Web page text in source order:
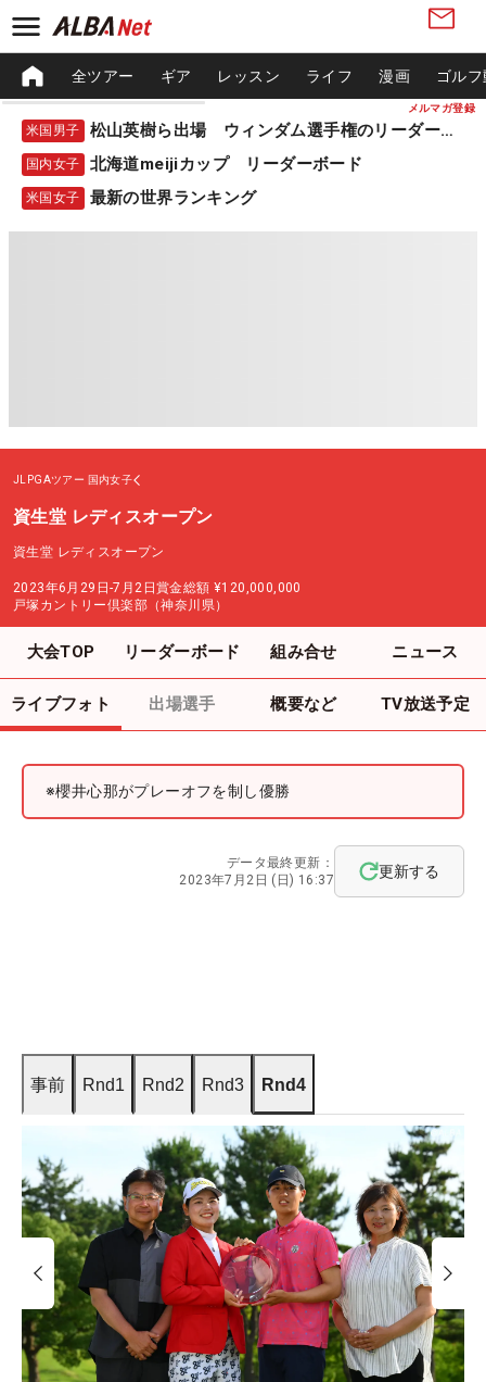
メルマガ登録
全ツアー ギア レッスン ライフ 漫画 ゴル
米国男子 松山英樹ら出場 ウィンダム選手権のリーダーボード
国内女子 北海道meijiカップ リーダーボード
米国女子 最新の世界ランキング
JLPGAツアー 国内女子
資生堂 レディスオープン
資生堂 レディスオープン
2023年6月29日-7月2日賞金総額 ¥120,000,000
戸塚カントリー倶楽部（神奈川県）
大会TOP リーダーボード 組み合せ ニュース
ライブフォト 出場選手 概要など TV放送予定
※櫻井心那がプレーオフを制し優勝
データ最終更新：
2023年7月2日 (日) 16:37
更新する
事前 Rnd1 Rnd2 Rnd3 Rnd4